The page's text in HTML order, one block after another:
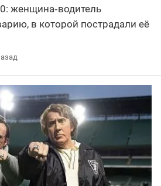
женщина‑водитель
в которой пострадали её